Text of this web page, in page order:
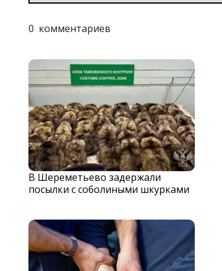
0 комментариев
В Шереметьево задержали
посылки с соболиными шкурками